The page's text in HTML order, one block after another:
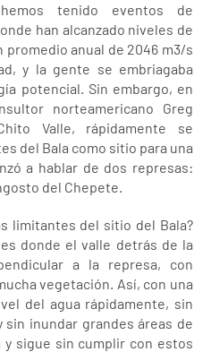
tenido eventos de
han alcanzado niveles de
promedio anual de 2046 m3/s
y la gente se embriagaba
potencial. Sin embargo, en
norteamericano Greg
Valle, rápidamente se
del Bala como sitio para una
a hablar de dos represas:
del Chepete.
limitantes del sitio del Bala?
donde el valle detrás de la
a la represa, con
vegetación. Así, con una
del agua rápidamente, sin
sin inundar grandes áreas de
y sigue sin cumplir con estos